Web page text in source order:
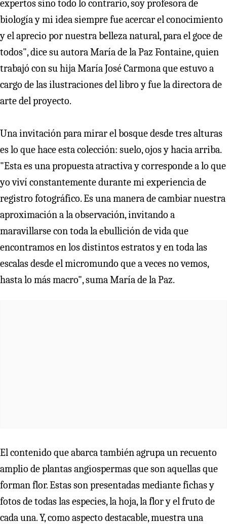
expertos sino todo lo contrario, soy profesora de
biología y mi idea siempre fue acercar el conocimiento
y el aprecio por nuestra belleza natural, para el goce de
todos", dice su autora María de la Paz Fontaine, quien
trabajó con su hija María José Carmona que estuvo a
cargo de las ilustraciones del libro y fue la directora de
arte del proyecto.
Una invitación para mirar el bosque desde tres alturas
es lo que hace esta colección: suelo, ojos y hacia arriba.
"Esta es una propuesta atractiva y corresponde a lo que
yo viví constantemente durante mi experiencia de
registro fotográfico. Es una manera de cambiar nuestra
aproximación a la observación, invitando a
maravillarse con toda la ebullición de vida que
encontramos en los distintos estratos y en toda las
escalas desde el micromundo que a veces no vemos,
hasta lo más macro", suma María de la Paz.
El contenido que abarca también agrupa un recuento
amplio de plantas angiospermas que son aquellas que
forman flor. Estas son presentadas mediante fichas y
fotos de todas las especies, la hoja, la flor y el fruto de
cada una. Y, como aspecto destacable, muestra una